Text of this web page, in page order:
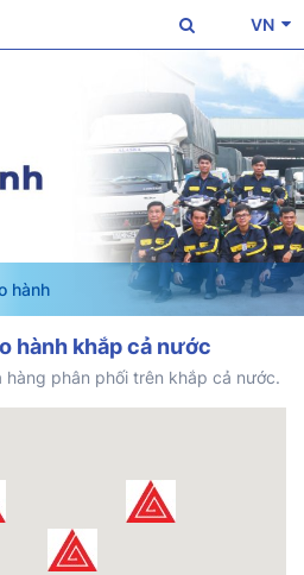
VN
hành
hành khắp cả nước
hàng phân phối trên khắp cả nước.